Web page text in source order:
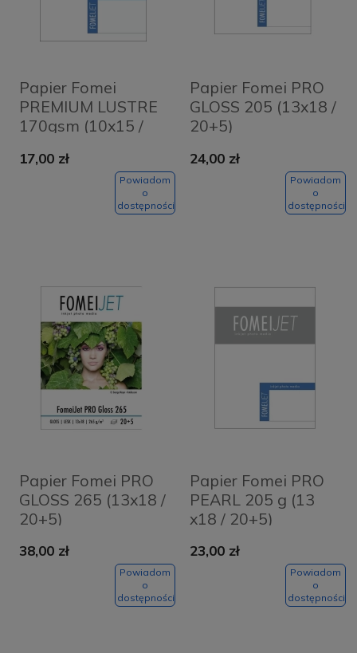
Papier Fomei
PREMIUM LUSTRE
170gsm (10x15 /
17,00 zł
Powiadom
o
dostępności
Papier Fomei PRO
GLOSS 205 (13x18 /
20+5)
24,00 zł
Powiadom
o
dostępności
Papier Fomei PRO
GLOSS 265 (13x18 /
20+5)
38,00 zł
Powiadom
o
dostępności
Papier Fomei PRO
PEARL 205 g (13
x18 / 20+5)
23,00 zł
Powiadom
o
dostępności